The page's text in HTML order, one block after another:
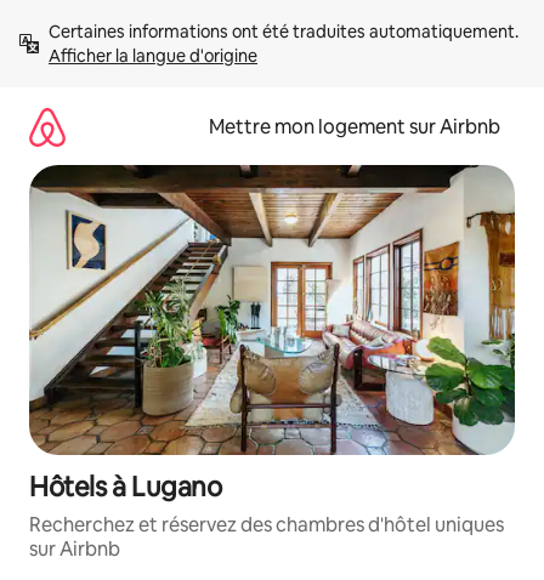
directement
Afficher la langue d'origine
Mettre mon logement sur Airbnb
Hôtels à Lugano
Recherchez et réservez des chambres d'hôtel uniques
sur Airbnb